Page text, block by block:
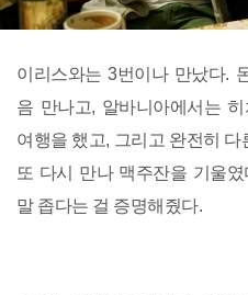
이리스와는 3번이나 만났다.
음 만나고, 알바니아에서는
여행을 했고, 그리고 완전히
또 다시 만나 맥주잔을 기울
말 좁다는 걸 증명해줬다.